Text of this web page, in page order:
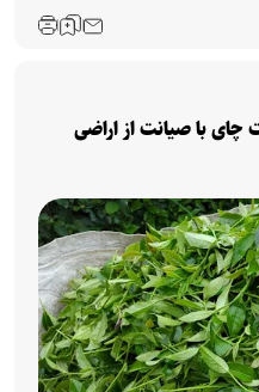
چای با صیانت از اراضی